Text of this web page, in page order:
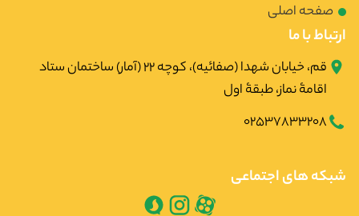
صفحه اصلی
ارتباط با ما
قم، خیابان شهدا (صفائیه)، کوچه ۲۲ (آمار) ساختمان ستاد
اقامۀ نماز، طبقۀ اول
02537833208
شبکه های اجتماعی